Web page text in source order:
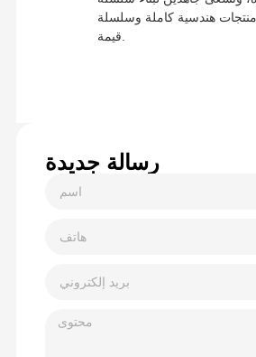
هندسية كاملة وسلسلة
رسالة جديدة